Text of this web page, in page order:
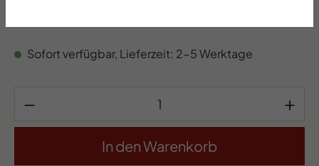
Sofort verfügbar, Lieferzeit: 2-5 Werktage
Produkt Anzahl: Gib den gewünschten
In den Warenkorb